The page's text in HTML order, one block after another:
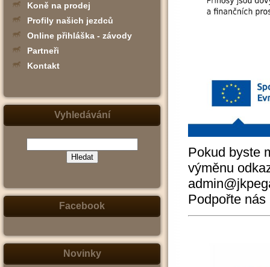
Koně na prodej
Profily našich jezdců
Online přihláška - závody
Partneři
Kontakt
Vyhledávání
jeho
část
spojení
tábor,
Facebook
Novinky
Pokud byste
výměnu
Podpořte